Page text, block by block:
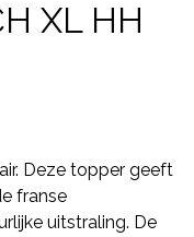
XL HH
Deze topper geeft
franse
uitstraling. De